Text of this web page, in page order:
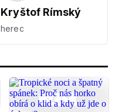
Kryštof Rímský
herec